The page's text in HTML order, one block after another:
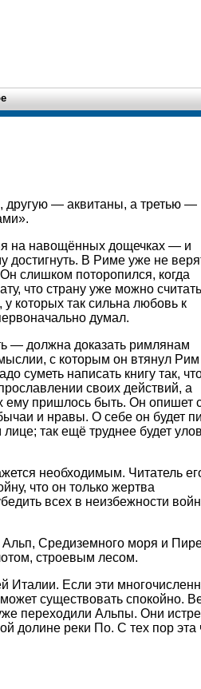
другую — аквитаны, а третью —
на навощённых дощечках — и
достигнуть. В Риме уже не
слишком поторопился, когда
что страну уже можно считать
которых так сильна любовь к
думал.
— должна доказать римлянам
с которым он втянул Рим
суметь написать книгу так,
своих действий, а
ему пришлось быть. Он опишет
и нравы. О себе он будет
так ещё труднее будет
необходимым. Читатель
что он только жертва
всех в неизбежности
Средиземного моря и
строевым лесом.
Италии. Если эти
существовать спокойно.
переходили Альпы. Они
долине реки По. С тех пор эта